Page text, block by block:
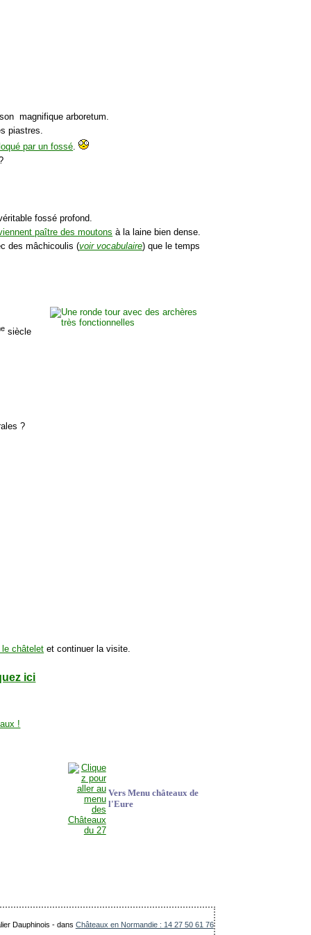
magnifique arboretum.
piastres.
par un fossé .
fossé profond.
paître des moutons à la laine bien dense.
des mâchicoulis (voir vocabulaire) que le temps
siècle
?
châtelet et continuer la visite.
ici
Vers Menu châteaux de
l'Eure
Dauphinois -dans Châteaux en Normandie : 14 27 50 61 76